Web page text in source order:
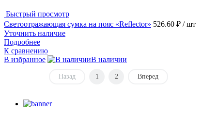
Быстрый просмотр
Светоотражающая сумка на пояс «Reflector» 526.60 ₽ / шт
Уточнить наличие
Подробнее
К сравнению
В избранное
В наличии
Назад 1 2 Вперед